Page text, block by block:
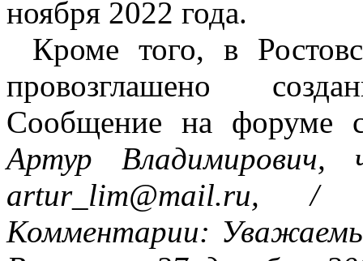
ноября 2022 года.
Кроме того, в
провозглашено
Сообщение на форуме
Артур
artur_lim@mail.ru, /
Комментарии: